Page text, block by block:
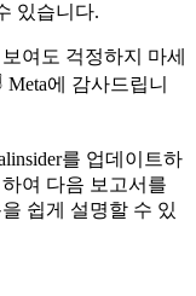
있습니다.
여도 걱정하지 마세
에 감사드립니
를 업데이트하
여 다음 보고서를
쉽게 설명할 수 있